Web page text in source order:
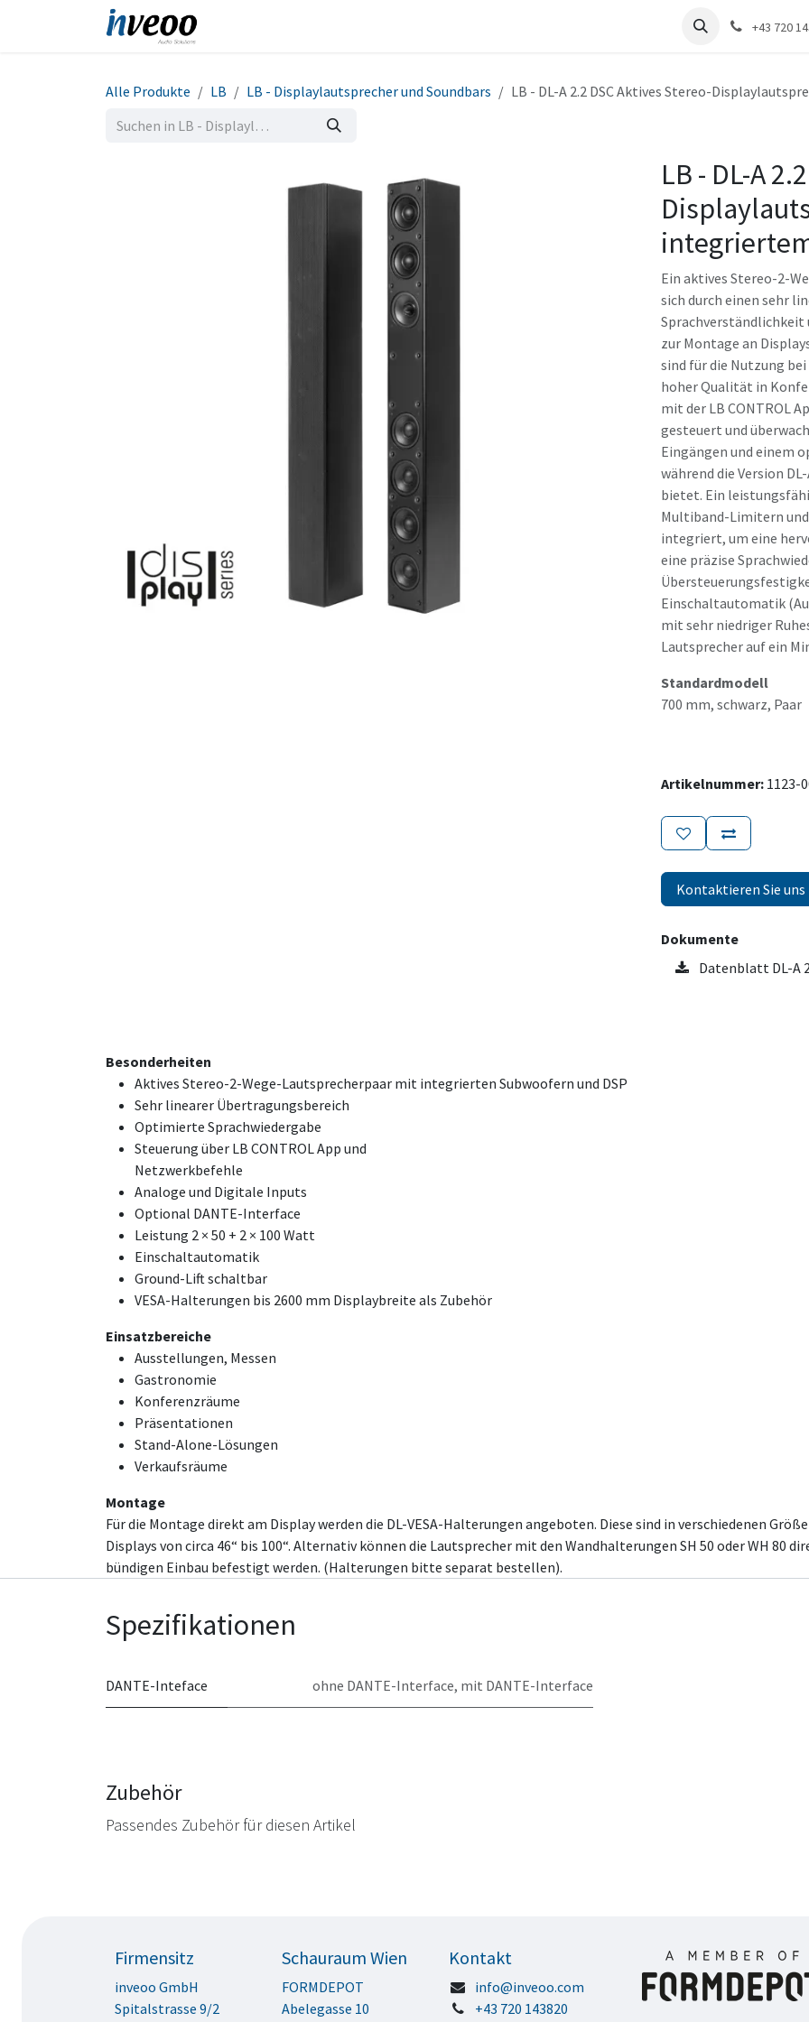
Zum Inhalt springen
+43 720
Alle Produkte LB LB - Displaylautsprecher und Soundbars LB - DL-A 2.2 DSC Aktives Stereo-
LB - DL-A
Ein aktives Stereo-2-
sich durch einen sehr
Sprachverständlichkeit
zur Montage an
sind für die Nutzung
hoher Qualität in
mit der LB CONTROL
gesteuert und
Eingängen und einem
während die Version
bietet. Ein
Multiband-Limitern
integriert, um eine
eine präzise
Einschaltautomatik
mit sehr niedriger
Lautsprecher auf ein
Standardmodell
700 mm, schwarz, Paar
Artikelnummer: 1123-
Kontaktieren Sie uns
Dokumente
Datenblatt DL-A
Besonderheiten
Aktives Stereo-2-Wege-Lautsprecherpaar mit integrierten Subwoofern und DSP
Sehr linearer Übertragungsbereich
Optimierte Sprachwiedergabe
Steuerung über LB CONTROL App und
Netzwerkbefehle
Analoge und Digitale Inputs
Optional DANTE-Interface
Leistung 2 × 50 + 2 × 100 Watt
Einschaltautomatik
Ground-Lift schaltbar
VESA-Halterungen bis 2600 mm Displaybreite als Zubehör
Einsatzbereiche
Ausstellungen, Messen
Gastronomie
Konferenzräume
Präsentationen
Stand-Alone-Lösungen
Verkaufsräume
Montage
Für die Montage direkt am Display werden die DL-VESA-Halterungen angeboten. Diese sind in verschiedenen
Displays von circa 46“ bis 100“. Alternativ können die Lautsprecher mit den Wandhalterungen SH 50 oder WH 80
bündigen Einbau befestigt werden. (Halterungen bitte separat bestellen).
Spezifikationen
DANTE-Inteface ohne DANTE-Interface, mit DANTE-Interface
Zubehör
Passendes Zubehör für diesen Artikel
Firmensitz
inveoo GmbH
Spitalstrasse 9/2
Schauraum Wien
FORMDEPOT
Abelegasse 10
Kontakt
info@inveoo.com
+43 720 143820